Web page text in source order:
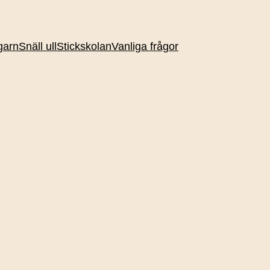
Snäll ull StickskolanVanliga frågor